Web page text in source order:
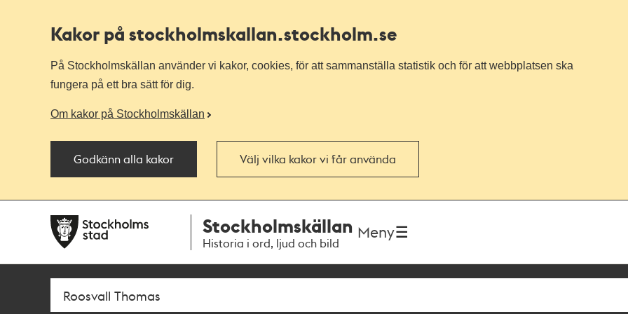
Kakor på stockholmskallan.stockholm.se
På Stockholmskällan använder vi kakor, cookies, för att sammanställa statistik och för att webbplatsen ska
fungera på ett bra sätt för dig.
Om kakor på Stockholmskällan
Godkänn alla kakor Välj vilka kakor vi får använda
navigationen
huvudinnehållet
Stockholmskällan
Historia i ord, ljud och bild
Meny
Sök